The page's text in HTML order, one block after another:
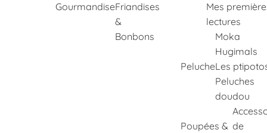
GourmandiseFriandises
&
Bonbons
Mes
lectures
Peluche
Moka
Hugimals
Les
Peluches
doudou
Poupées & de